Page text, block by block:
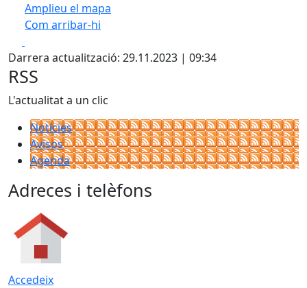
Amplieu el mapa
Com arribar-hi
+
−
Darrera actualització: 29.11.2023 | 09:34
RSS
L'actualitat a un clic
Notícies
Avisos
Agenda
Adreces i telèfons
Accedeix